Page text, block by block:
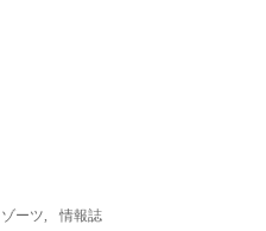
ーツ, 情報誌